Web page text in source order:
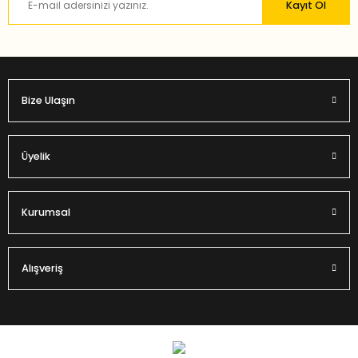
Gönder
Kayıt Ol
Bize Ulaşın
Üyelik
Kurumsal
Alışveriş